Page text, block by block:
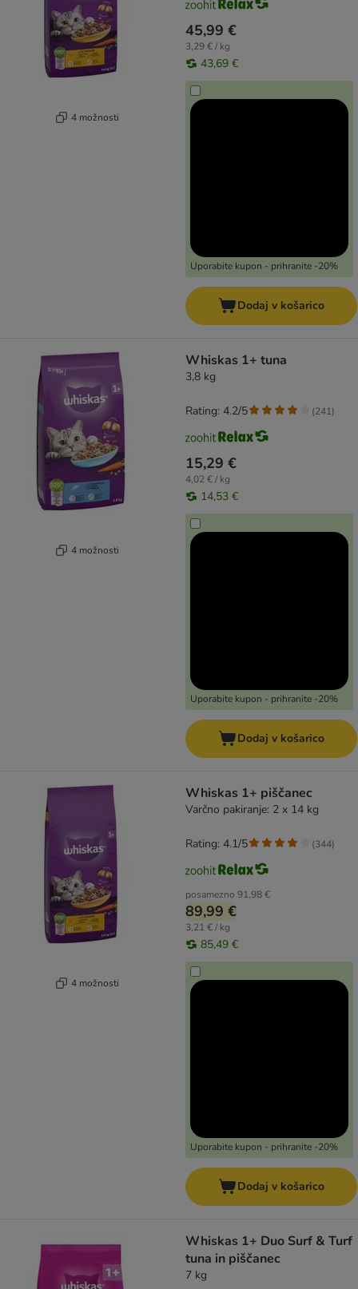
4 možnosti
45,99 €
3,29 € / kg
43,69 €
Uporabite kupon - prihranite -20%
Dodaj v košarico
4 možnosti
Whiskas 1+ tuna
3,8 kg
15,29 €
4,02 € / kg
14,53 €
Uporabite kupon - prihranite -20%
Rating: 4.2/5 (241)
Dodaj v košarico
4 možnosti
Whiskas 1+ piščanec
Varčno pakiranje: 2 x 14 kg
posamezno 91,98 €
89,99 €
3,21 € / kg
85,49 €
Uporabite kupon - prihranite -20%
Rating: 4.1/5 (344)
Dodaj v košarico
Whiskas 1+ Duo Surf & Turf
tuna in piščanec
7 kg